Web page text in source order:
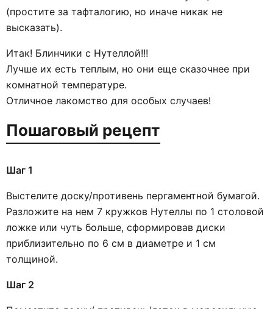
(простите за тафталогию, но иначе никак не
высказать).
Итак! Блинчики с Нутеллой!!!
Лучше их есть теплым, но они еще сказочнее при
комнатной температуре.
Отличное лакомство для особых случаев!
Пошаговый рецепт
Шаг 1
Выстелите доску/противень пергаментной бумагой.
Разложите на нем 7 кружков Нутеллы по 1 столовой
ложке или чуть больше, сформировав диски
приблизительно по 6 см в диаметре и 1 см
толщиной.
Шаг 2